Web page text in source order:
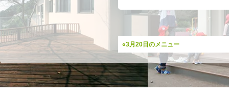
«3月20日のメニュー